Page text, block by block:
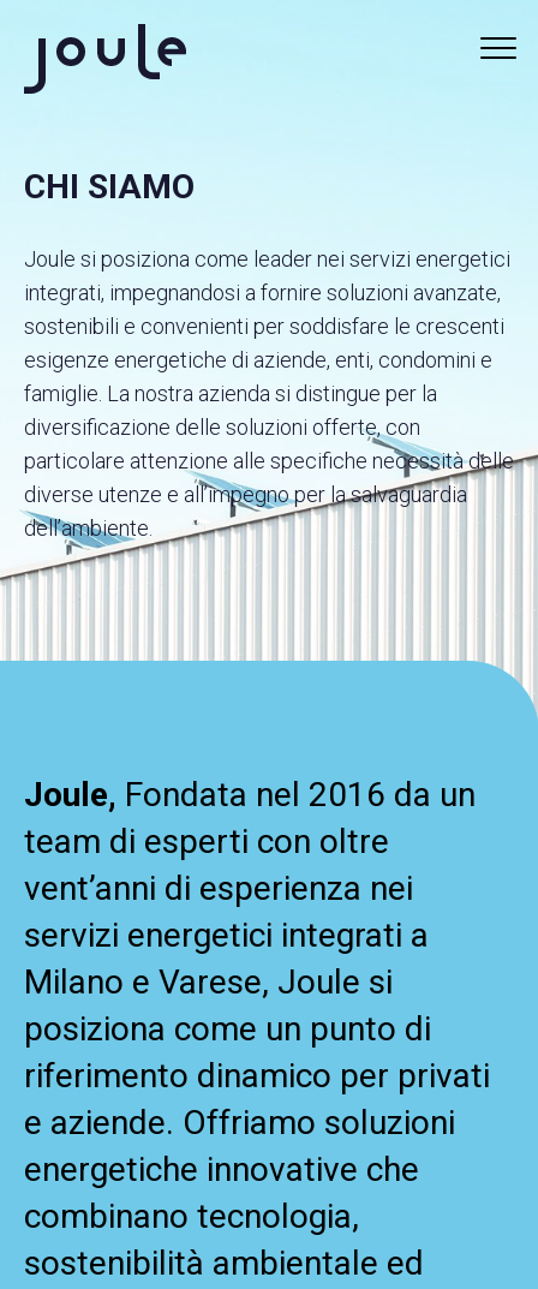
RICERCA
SERVIZI
ABOUT
CHI SIAMO
COSA FACCIAMO
Elenco Impianti FER
Elenco Impianti tradizionali
CONTATTI
EN
CHI SIAMO
Joule si posiziona come leader nei servizi energetici
integrati, impegnandosi a fornire soluzioni avanzate,
sostenibili e convenienti per soddisfare le crescenti
esigenze energetiche di aziende, enti, condomini e
famiglie. La nostra azienda si distingue per la
diversificazione delle soluzioni offerte, con
particolare attenzione alle specifiche necessità delle
diverse utenze e all’impegno per la salvaguardia
dell’ambiente.
Joule, Fondata nel 2016 da un
team di esperti con oltre
vent’anni di esperienza nei
servizi energetici integrati a
Milano e Varese, Joule si
posiziona come un punto di
riferimento dinamico per privati
e aziende. Offriamo soluzioni
energetiche innovative che
combinano tecnologia,
sostenibilità ambientale ed